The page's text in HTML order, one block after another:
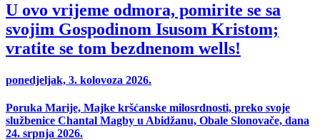
U ovo vrijeme odmora, pomirite se sa
svojim Gospodinom Isusom Kristom;
vratite se tom bezdnenom wells!
ponedjeljak, 3. kolovoza 2026.
Poruka Marije, Majke kršćanske milosrdnosti, preko svoje
službenice Chantal Magby u Abidžanu, Obale Slonovače, dana
24. srpnja 2026.